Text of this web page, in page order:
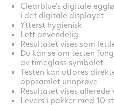
Clearblue’s digitale
i det digitale displayet
Ytterst hygienisk
Lett anvendelig
Resultatet vises som
Du kan se om testen
av timeglass symbolet
Testen kan utføres
oppsamlet urinprøve
Resultatet vises
Levers i pakker med 10